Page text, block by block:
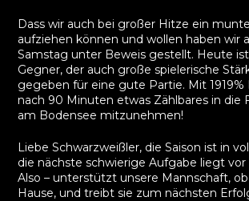
Dass wir auch bei großer Hitze ein
aufziehen können und wollen haben wir
Samstag unter Beweis gestellt. Heute
Gegner, der auch große spielerische
gegeben für eine gute Partie. Mit 1919%
nach 90 Minuten etwas Zählbares in die
am Bodensee mitzunehmen!
Liebe Schwarzweißler, die Saison ist in
die nächste schwierige Aufgabe liegt vor
Also – unterstützt unsere Mannschaft,
Hause, und treibt sie zum nächsten